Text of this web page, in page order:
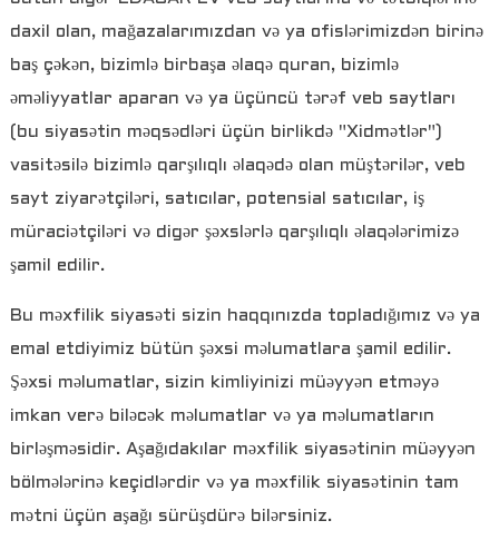
daxil olan, mağazalarımızdan və ya ofislərimizdən birinə
baş çəkən, bizimlə birbaşa əlaqə quran, bizimlə
əməliyyatlar aparan və ya üçüncü tərəf veb saytları
(bu siyasətin məqsədləri üçün birlikdə "Xidmətlər")
vasitəsilə bizimlə qarşılıqlı əlaqədə olan müştərilər, veb
sayt ziyarətçiləri, satıcılar, potensial satıcılar, iş
müraciətçiləri və digər şəxslərlə qarşılıqlı əlaqələrimizə
şamil edilir.
Bu məxfilik siyasəti sizin haqqınızda topladığımız və ya
emal etdiyimiz bütün şəxsi məlumatlara şamil edilir.
Şəxsi məlumatlar, sizin kimliyinizi müəyyən etməyə
imkan verə biləcək məlumatlar və ya məlumatların
birləşməsidir. Aşağıdakılar məxfilik siyasətinin müəyyən
bölmələrinə keçidlərdir və ya məxfilik siyasətinin tam
mətni üçün aşağı sürüşdürə bilərsiniz.